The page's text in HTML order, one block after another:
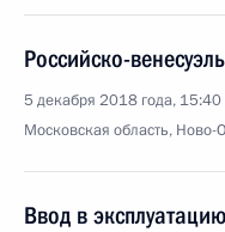
Российско-
5 декабря 2018 года, 15:40
Московская область, Ново-
Ввод в